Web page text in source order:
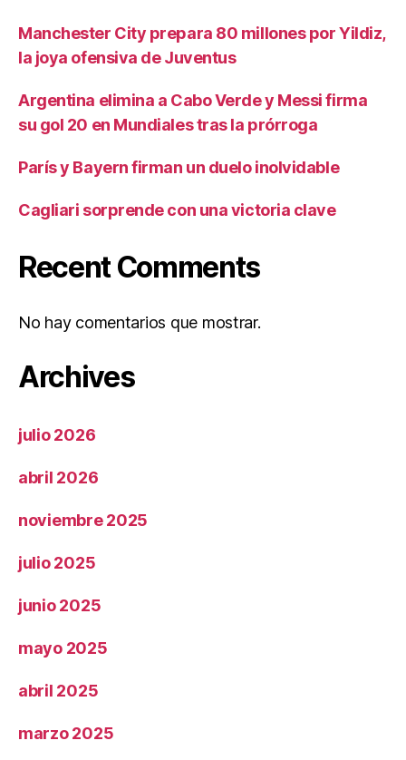
Manchester City prepara 80 millones por Yildiz,
la joya ofensiva de Juventus
Argentina elimina a Cabo Verde y Messi firma
su gol 20 en Mundiales tras la prórroga
París y Bayern firman un duelo inolvidable
Cagliari sorprende con una victoria clave
Recent Comments
No hay comentarios que mostrar.
Archives
julio 2026
abril 2026
noviembre 2025
julio 2025
junio 2025
mayo 2025
abril 2025
marzo 2025